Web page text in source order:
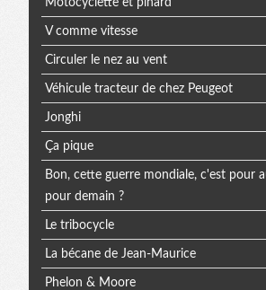
V comme vitesse
Circuler le nez au vent
Véhicule tracteur de chez Peugeot
Jonghi
Ça pique
Bon, cette guerre mondiale, c'est pour
pour demain ?
Le tribocycle
La bécane de Jean-Maurice
Phelon & Moore